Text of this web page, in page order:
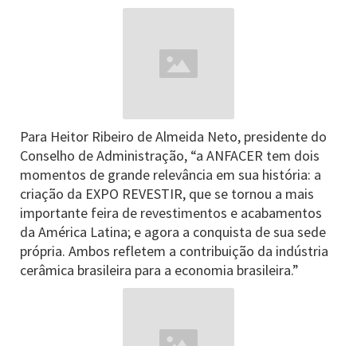
Para Heitor Ribeiro de Almeida Neto, presidente do
Conselho de Administração, “a ANFACER tem dois
momentos de grande relevância em sua história: a
criação da EXPO REVESTIR, que se tornou a mais
importante feira de revestimentos e acabamentos
da América Latina; e agora a conquista de sua sede
própria. Ambos refletem a contribuição da indústria
cerâmica brasileira para a economia brasileira.”